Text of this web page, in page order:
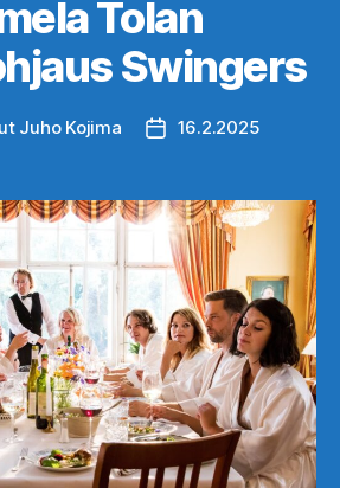
Tolan
Swingers
Juho Kojima Julkaisupäivämäärä
16.2.2025